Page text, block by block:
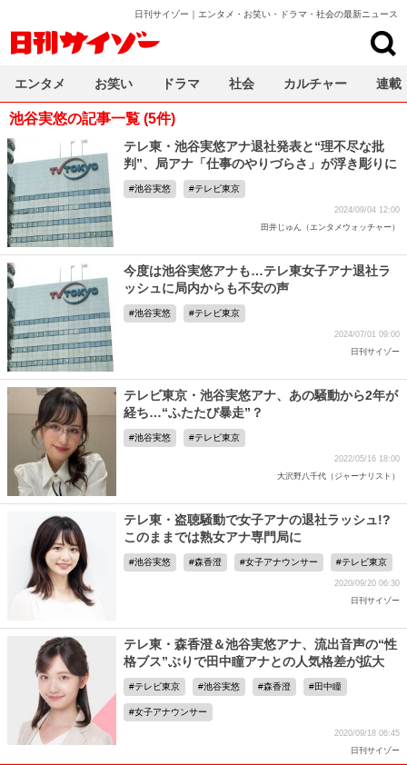
日刊サイゾー｜エンタメ・お笑い・ドラマ・社会の最新ニュース
池谷実悠の記事一覧 (5件)
テレ東・池谷実悠アナ退社発表と“理不尽な批
判”、局アナ「仕事のやりづらさ」が浮き彫りに
池谷実悠 テレビ東京
2024/09/04 12:00
田井じゅん（エンタメウォッチャー）
今度は池谷実悠アナも…テレ東女子アナ退社ラ
ッシュに局内からも不安の声
池谷実悠 テレビ東京
2024/07/01 09:00
日刊サイゾー
テレビ東京・池谷実悠アナ、あの騒動から2年が
経ち…“ふたたび暴走”？
池谷実悠 テレビ東京
2022/05/16 18:00
大沢野八千代（ジャーナリスト）
テレ東・盗聴騒動で女子アナの退社ラッシュ!?
このままでは熟女アナ専門局に
池谷実悠 森香澄 女子アナウンサー テレビ東京
2020/09/20 06:30
日刊サイゾー
テレ東・森香澄＆池谷実悠アナ、流出音声の“性
格ブス”ぶりで田中瞳アナとの人気格差が拡大
テレビ東京 池谷実悠 森香澄 田中瞳
女子アナウンサー
2020/09/18 06:45
日刊サイゾー
エンタメ お笑い ドラマ 社会 カルチャー 連載